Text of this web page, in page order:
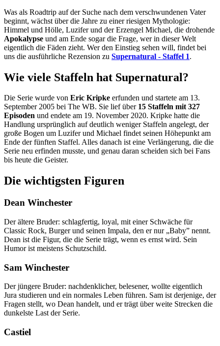
Was als Roadtrip auf der Suche nach dem verschwundenen Vater
beginnt, wächst über die Jahre zu einer riesigen Mythologie:
Himmel und Hölle, Luzifer und der Erzengel Michael, die drohende
Apokalypse und am Ende sogar die Frage, wer in dieser Welt
eigentlich die Fäden zieht. Wer den Einstieg sehen will, findet bei
uns die ausführliche Rezension zu Supernatural - Staffel 1.
Wie viele Staffeln hat Supernatural?
Die Serie wurde von Eric Kripke erfunden und startete am 13.
September 2005 bei The WB. Sie lief über 15 Staffeln mit 327
Episoden und endete am 19. November 2020. Kripke hatte die
Handlung ursprünglich auf deutlich weniger Staffeln angelegt, der
große Bogen um Luzifer und Michael findet seinen Höhepunkt am
Ende der fünften Staffel. Alles danach ist eine Verlängerung, die die
Serie neu erfinden musste, und genau daran scheiden sich bei Fans
bis heute die Geister.
Die wichtigsten Figuren
Dean Winchester
Der ältere Bruder: schlagfertig, loyal, mit einer Schwäche für
Classic Rock, Burger und seinen Impala, den er nur „Baby” nennt.
Dean ist die Figur, die die Serie trägt, wenn es ernst wird. Sein
Humor ist meistens Schutzschild.
Sam Winchester
Der jüngere Bruder: nachdenklicher, belesener, wollte eigentlich
Jura studieren und ein normales Leben führen. Sam ist derjenige, der
Fragen stellt, wo Dean handelt, und er trägt über weite Strecken die
dunkelste Last der Serie.
Castiel